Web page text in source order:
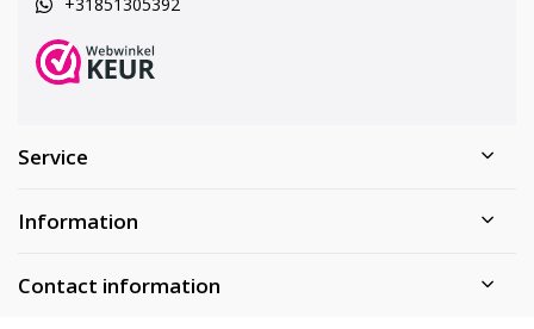
Service
Information
Contact information